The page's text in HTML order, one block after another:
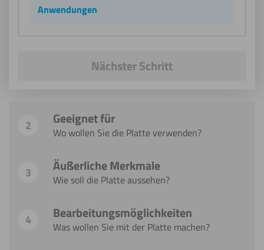
Anwendungen
Nächster Schritt
2 Geeignet für
Wo wollen Sie die Platte verwenden?
3 Äußerliche Merkmale
Wie soll die Platte aussehen?
4 Bearbeitungsmöglichkeiten
Was wollen Sie mit der Platte machen?